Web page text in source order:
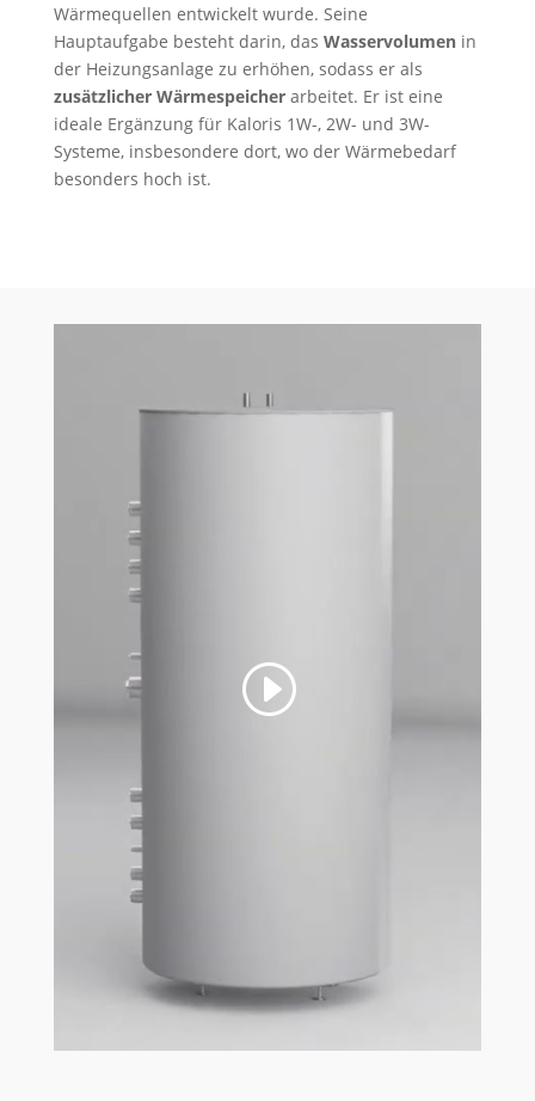
Wärmequellen entwickelt wurde. Seine
Hauptaufgabe besteht darin, das Wasservolumenin
der Heizungsanlage zu erhöhen, sodass er als
zusätzlicher Wärmespeicherarbeitet. Er ist eine
ideale Ergänzung für Kaloris 1W-, 2W- und 3W-
Systeme, insbesondere dort, wo der Wärmebedarf
besonders hoch ist.